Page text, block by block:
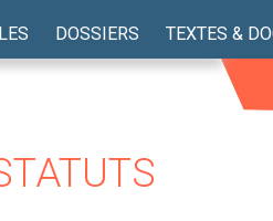
DOSSIERS TEXTES &